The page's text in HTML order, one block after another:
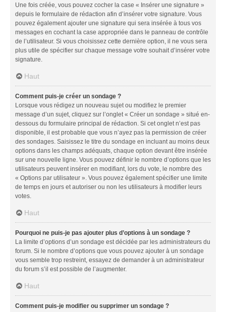
Une fois créée, vous pouvez cocher la case « Insérer une signature »
depuis le formulaire de rédaction afin d’insérer votre signature. Vous
pouvez également ajouter une signature qui sera insérée à tous vos
messages en cochant la case appropriée dans le panneau de contrôle
de l’utilisateur. Si vous choisissez cette dernière option, il ne vous sera
plus utile de spécifier sur chaque message votre souhait d’insérer votre
signature.
Haut
Comment puis-je créer un sondage ?
Lorsque vous rédigez un nouveau sujet ou modifiez le premier
message d’un sujet, cliquez sur l’onglet « Créer un sondage » situé en-
dessous du formulaire principal de rédaction. Si cet onglet n’est pas
disponible, il est probable que vous n’ayez pas la permission de créer
des sondages. Saisissez le titre du sondage en incluant au moins deux
options dans les champs adéquats, chaque option devant être insérée
sur une nouvelle ligne. Vous pouvez définir le nombre d’options que les
utilisateurs peuvent insérer en modifiant, lors du vote, le nombre des
« Options par utilisateur ». Vous pouvez également spécifier une limite
de temps en jours et autoriser ou non les utilisateurs à modifier leurs
votes.
Haut
Pourquoi ne puis-je pas ajouter plus d’options à un sondage ?
La limite d’options d’un sondage est décidée par les administrateurs du
forum. Si le nombre d’options que vous pouvez ajouter à un sondage
vous semble trop restreint, essayez de demander à un administrateur
du forum s’il est possible de l’augmenter.
Haut
Comment puis-je modifier ou supprimer un sondage ?